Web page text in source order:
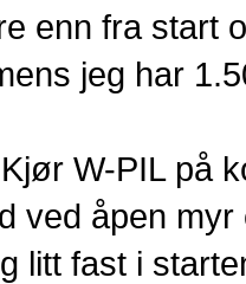
enn fra start
jeg har
W-PIL på
ved åpen
litt fast i